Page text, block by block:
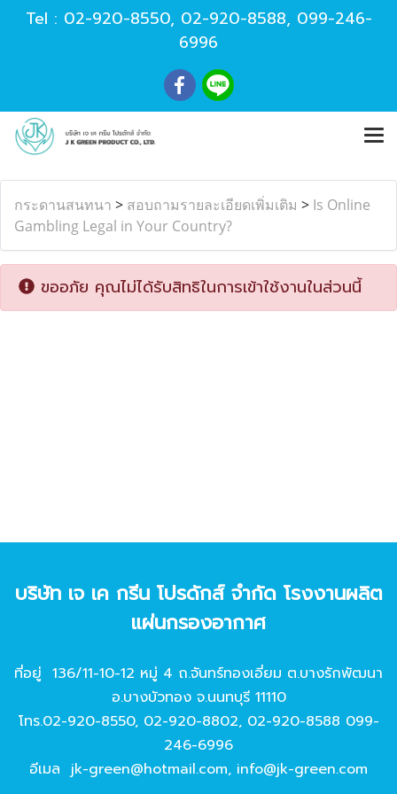
Tel : 02-920-8550, 02-920-8588, 099-246-
6996
กระดานสนทนา > สอบถามรายละเอียดเพิ่มเติม > Is Online
Gambling Legal in Your Country?
ขออภัย คุณไม่ได้รับสิทธิในการเข้าใช้งานในส่วนนี้
บริษัท เจ เค กรีน โปรดักส์ จํากัด โรงงานผลิต
แผ่นกรองอากาศ
ที่อยู่ 136/11-10-12 หมู่ 4 ถ.จันทร์ทองเอี่ยม ต.บางรักพัฒนา
อ.บางบัวทอง จ.นนทบุรี 11110
โทร.02-920-8550, 02-920-8802, 02-920-8588 099-
246-6996
อีเมล jk-green@hotmail.com, info@jk-green.com